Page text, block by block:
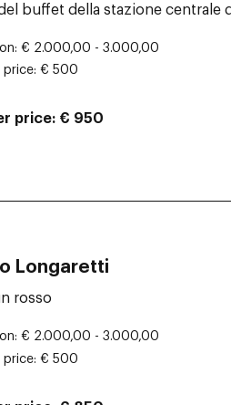
buffet della stazione centrale
€ 2.000,00 - 3.000,00
price € 500
price € 950
Longaretti
rosso
€ 2.000,00 - 3.000,00
price € 500